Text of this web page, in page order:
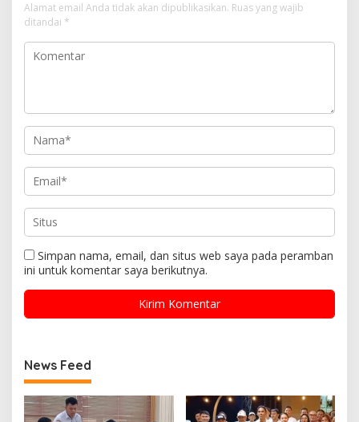
Alamat email Anda tidak akan dipublikasikan. Ruas yang wajib
ditandai *
Simpan nama, email, dan situs web saya pada peramban
ini untuk komentar saya berikutnya.
News Feed